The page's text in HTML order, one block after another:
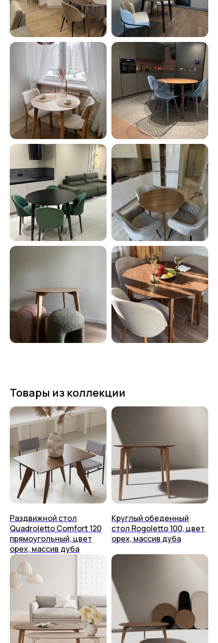
Товары из коллекции
Раздвижной стол
Quadroletto Comfort 120
прямоугольный, цвет
орех, массив дуба
Круглый обеденный
стол Rogoletto 100, цвет
орех, массив дуба
Мы на Яндекс Маркете
Дизайнерам
Доставка
Способ оплаты
Тумбы
Полки
Стеллажи
Журнальные столики
Стулья
Столы